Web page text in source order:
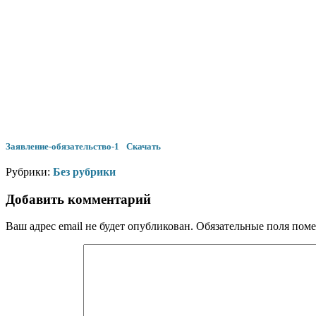
Заявление-обязательство-1 Скачать
Рубрики: Без рубрики
Добавить комментарий
Ваш адрес email не будет опубликован. Обязательные поля